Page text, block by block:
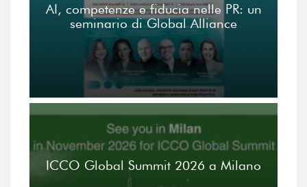
AI, competenze e fiducia nelle PR: un
seminario di Global Alliance
ICCO Global Summit 2026 a Milano